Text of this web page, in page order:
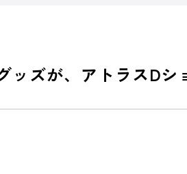
ズが、アトラスDシ